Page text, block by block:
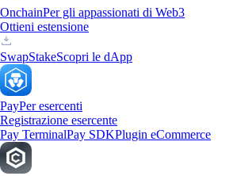
OnchainPer gli appassionati di Web3
Ottieni estensione
SwapStakeScopri le dApp
PayPer esercenti
Registrazione esercente
Pay TerminalPay SDKPlugin eCommerce